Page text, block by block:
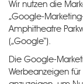
Wir nutzen die
„Google-
Amphitheatre
(„Google“).
Die Google-
Werbeanzeigen